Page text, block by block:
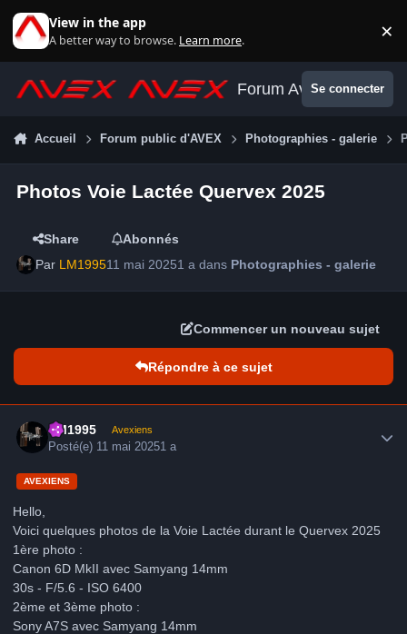
View in the app
A better way to browse. Learn more. ×
Forum AvexSe connecter
Accueil Forum public d'AVEX Photographies - galerie
Photos Voie Lactée Quervex 2025
Share
Abonnés
Par LM199511 mai 20251 a dans Photographies - galerie
Commencer un nouveau sujet
Répondre à ce sujet
LM1995 Avexiens
Posté(e) 11 mai 20251 a
AVEXIENS
Hello,
Voici quelques photos de la Voie Lactée durant le Quervex 2025
1ère photo :
Canon 6D MkII avec Samyang 14mm
30s - F/5.6 - ISO 6400
2ème et 3ème photo :
Sony A7S avec Samyang 14mm